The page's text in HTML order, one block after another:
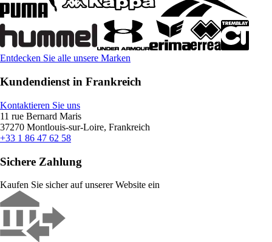
Entdecken Sie alle unsere Marken
Kundendienst in Frankreich
Kontaktieren Sie uns
11 rue Bernard Maris
37270 Montlouis-sur-Loire, Frankreich
+33 1 86 47 62 58
Sichere Zahlung
Kaufen Sie sicher auf unserer Website ein